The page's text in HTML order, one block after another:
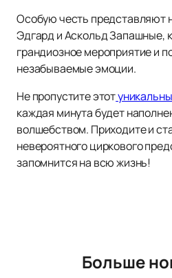
Особую честь представляют
Эдгард и Аскольд Запашные,
грандиозное мероприятие и
незабываемые эмоции.
Не пропустите этот
каждая минута будет
волшебством. Приходите и
невероятного циркового
запомнится на всю жизнь!
Больше